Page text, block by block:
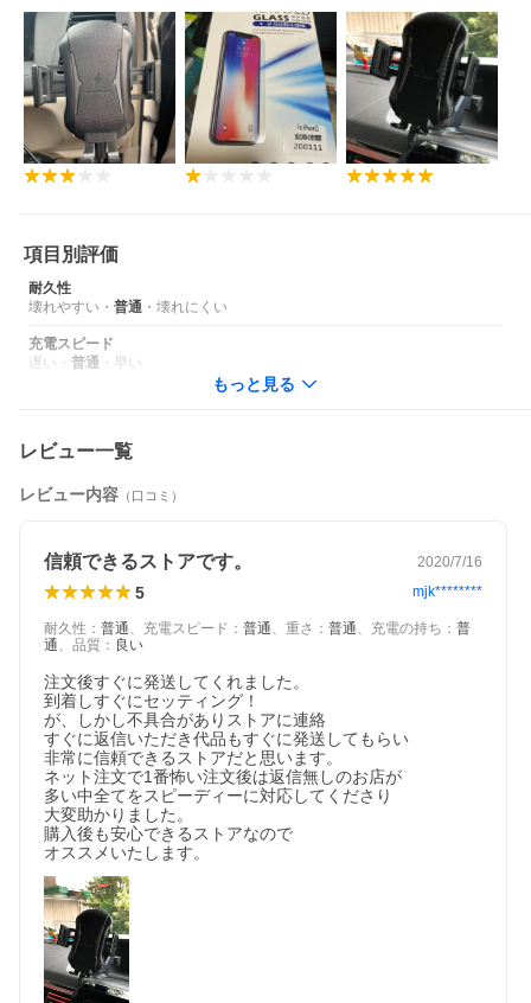
項目別評価
耐久性
壊れやすい ・ 普通 ・ 壊れにくい
充電スピード
遅い ・ 普通 ・ 早い
もっと見る
レビュー一覧
レビュー内容 （口コミ）
信頼できるストアです。 2020/7/16
5 mjk********
耐久性 ： 普通、 充電スピード ： 普通、 重さ ： 普通、 充電の持ち ： 普
通、 品質 ： 良い
注文後すぐに発送してくれました。
到着しすぐにセッティング！
が、しかし不具合がありストアに連絡
すぐに返信いただき代品もすぐに発送してもらい
非常に信頼できるストアだと思います。
ネット注文で1番怖い注文後は返信無しのお店が
多い中全てをスピーディーに対応してくださり
大変助かりました。
購入後も安心できるストアなので
オススメいたします。